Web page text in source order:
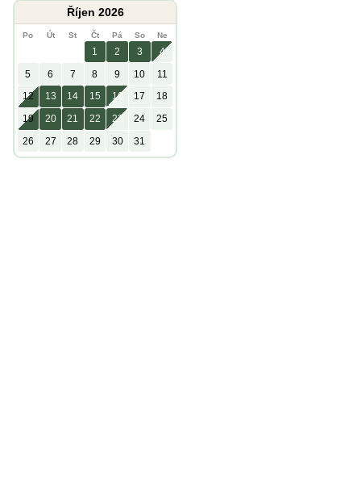
Říjen 2026
Po Út St Čt Pá So Ne
1 2 3
4
5
6 7 8 9 10
11
12
13 14 15 16 17
18
19
20 21 22 23 24
25
26
27 28 29 30 31